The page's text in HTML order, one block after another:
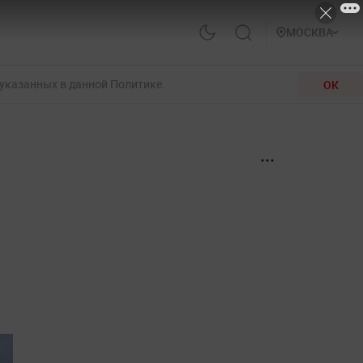
МОСКВА
в данной Политике. ОК